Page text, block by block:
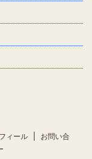
ィール
お問い合